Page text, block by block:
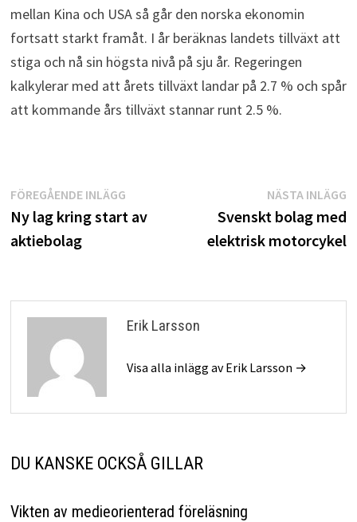
mellan Kina och USA så går den norska ekonomin
fortsatt starkt framåt. I år beräknas landets tillväxt att
stiga och nå sin högsta nivå på sju år. Regeringen
kalkylerar med att årets tillväxt landar på 2.7 % och spår
att kommande års tillväxt stannar runt 2.5 %.
Inläggsnavigering
FÖREGÅENDE INLÄGGFöregående
inlägg:
Ny lag kring start av
aktiebolag
NÄSTA INLÄGG
Svenskt bolag med
elektrisk motorcykel
Erik Larsson
Visa alla inlägg av Erik Larsson →
DU KANSKE OCKSÅ GILLAR
Vikten av medieorienterad föreläsning